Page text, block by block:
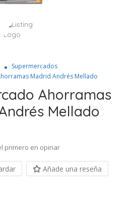
Supermercados
Madrid Andrés Mellado
Ahorramas
Mellado
primero en opinar
Añade una reseña